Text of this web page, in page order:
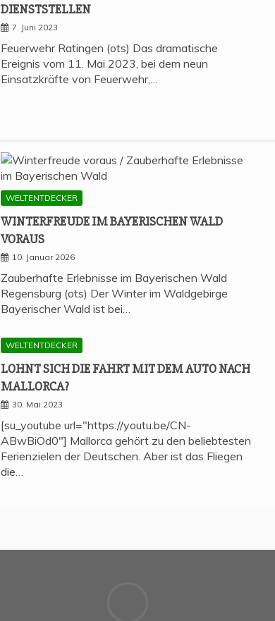
DIENSTSTELLEN
7. Juni 2023
Feuerwehr Ratingen (ots) Das dramatische
Ereignis vom 11. Mai 2023, bei dem neun
Einsatzkräfte von Feuerwehr,…
WELTENTDECKER
WIN­TER­FREU­DE IM BAYE­RI­SCHEN WALD
VORAUS
10. Januar 2026
Zauberhafte Erlebnisse im Bayerischen Wald
Regensburg (ots) Der Winter im Waldgebirge
Bayerischer Wald ist bei…
WELTENTDECKER
LOHNT SICH DIE FAHRT MIT DEM AUTO NACH
MALLORCA?
30. Mai 2023
[su_youtube url="https://youtu.be/CN-
ABwBiOd0"] Mallorca gehört zu den beliebtesten
Ferienzielen der Deutschen. Aber ist das Fliegen
die…